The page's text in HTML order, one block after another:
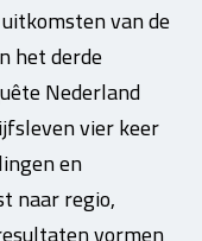
van de
het derde
Nederland
vier keer
en
naar regio,